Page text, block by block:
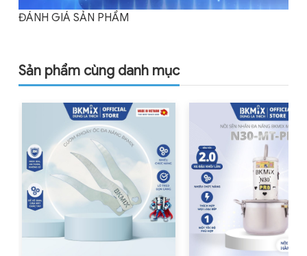
ĐÁNH GIÁ SẢN PHẨM
Sản phẩm cùng danh mục